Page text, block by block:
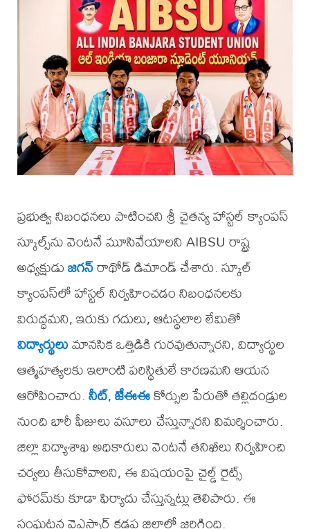
ప్రభుత్వ నిబంధనలు పాటించని శ్రీ చైతన్య హాస్టల్ క్యాంపస్
స్కూల్స్‌ను వెంటనే మూసివేయాలని AIBSU రాష్ట్ర
అధ్యక్షుడుజగన్రాథోడ్ డిమాండ్ చేశారు. స్కూల్
క్యాంపస్‌లో హాస్టల్ నిర్వహించడం నిబంధనలకు
విరుద్ధమని, ఇరుకు గదులు, ఆటస్థలాల లేమితో
విద్యార్థులుమానసిక ఒత్తిడికి గురవుతున్నారని, విద్యార్థుల
ఆత్మహత్యలకు ఇలాంటి పరిస్థితులే కారణమని ఆయన
ఆరోపించారు.నీట్,జేఈఈకోర్సుల పేరుతో తల్లిదండ్రుల
నుంచి భారీ ఫీజులు వసూలు చేస్తున్నారని విమర్శించారు.
జిల్లా విద్యాశాఖ అధికారులు వెంటనే తనిఖీలు నిర్వహించి
చర్యలు తీసుకోవాలని, ఈ విషయంపై చైల్డ్ రైట్స్
ఫోరమ్‌కు కూడా ఫిర్యాదు చేస్తున్నట్లు తెలిపారు. ఈ
సంఘటన వైఎస్సార్‌ కడప జిల్లాలో జరిగింది.